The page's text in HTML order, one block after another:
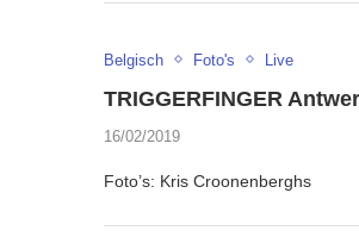
Belgisch Foto's Live
TRIGGERFINGER
16/02/2019
Foto’s: Kris Croonenberghs